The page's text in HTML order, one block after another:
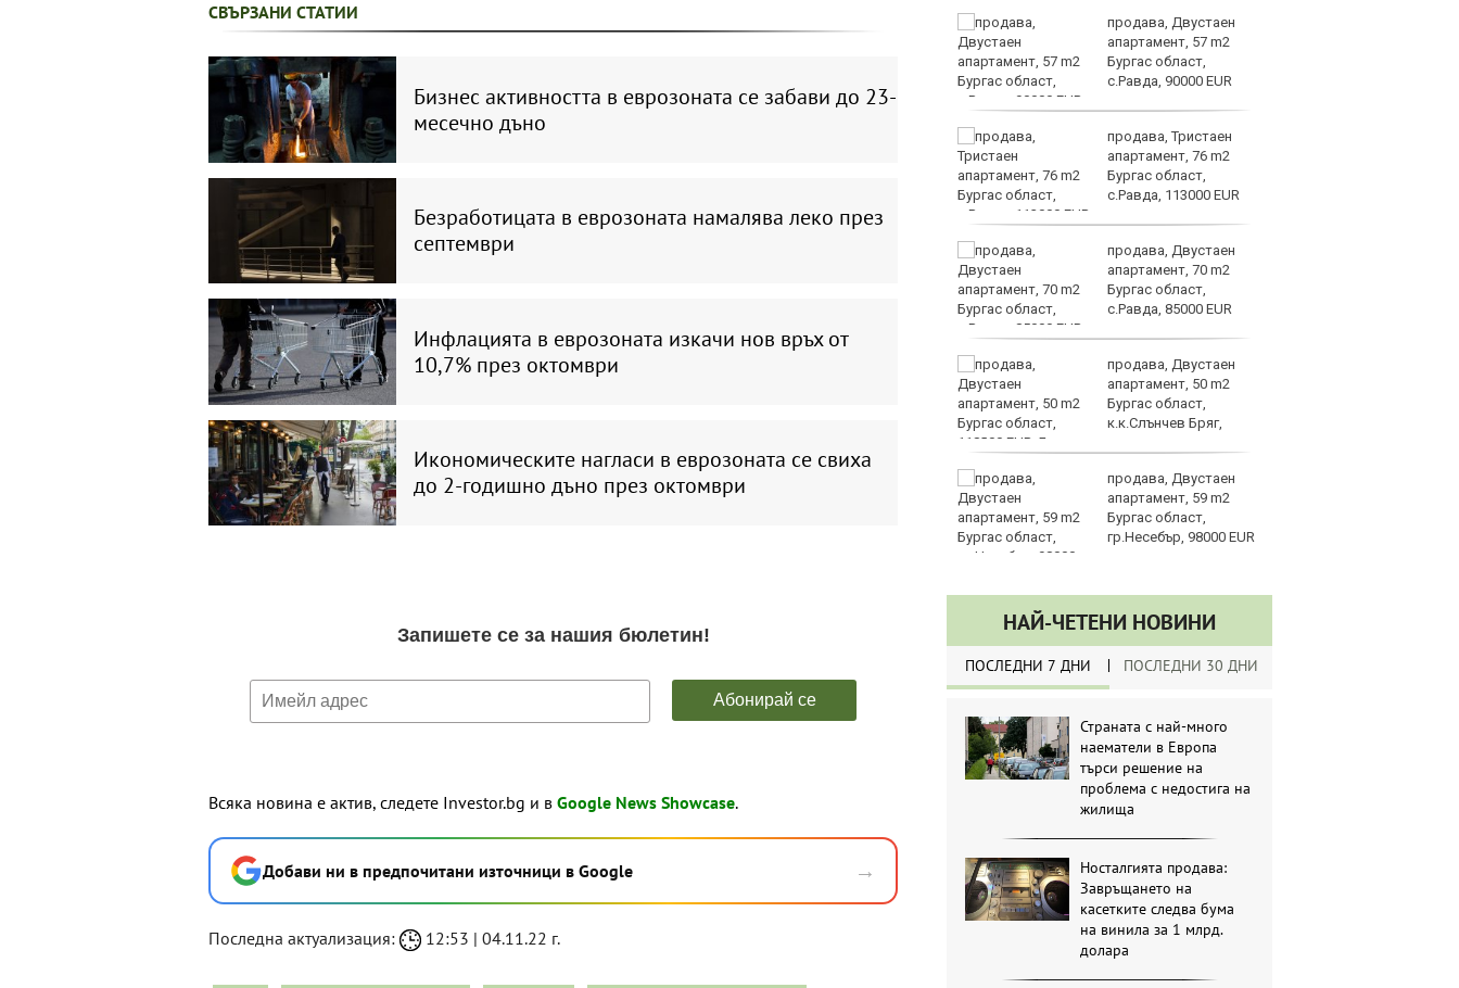
СВЪРЗАНИ СТАТИИ
Бизнес активността в еврозоната се забави до 23-
месечно дъно
Безработицата в еврозоната намалява леко през
септември
Инфлацията в еврозоната изкачи нов връх от
10,7% през октомври
Икономическите нагласи в еврозоната се свиха
до 2-годишно дъно през октомври
Всяка новина е актив, следете Investor.bg и в Google News Showcase.
Добави ни в предпочитани източници в Google →
Последна актуализация: 12:53 | 04.11.22 г.
продава, Двустаен
апартамент, 57 m2
Бургас област,
с.Равда, 90000 EUR
продава, Тристаен
апартамент, 76 m2
Бургас област,
с.Равда, 113000 EUR
продава, Двустаен
апартамент, 70 m2
Бургас област,
с.Равда, 85000 EUR
продава, Двустаен
апартамент, 50 m2
Бургас област,
к.к.Слънчев Бряг,
118000 EUR
продава, Двустаен
апартамент, 59 m2
Бургас област,
гр.Несебър, 98000 EUR
НАЙ-ЧЕТЕНИ НОВИНИ
ПОСЛЕДНИ 7 ДНИ ПОСЛЕДНИ 30 ДНИ
Страната с най-много
наематели в Европа
търси решение на
проблема с недостига на
жилища
Носталгията продава:
Завръщането на
касетките следва бума
на винила за 1 млрд.
долара